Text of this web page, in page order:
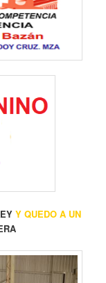
Y QUEDO A UN